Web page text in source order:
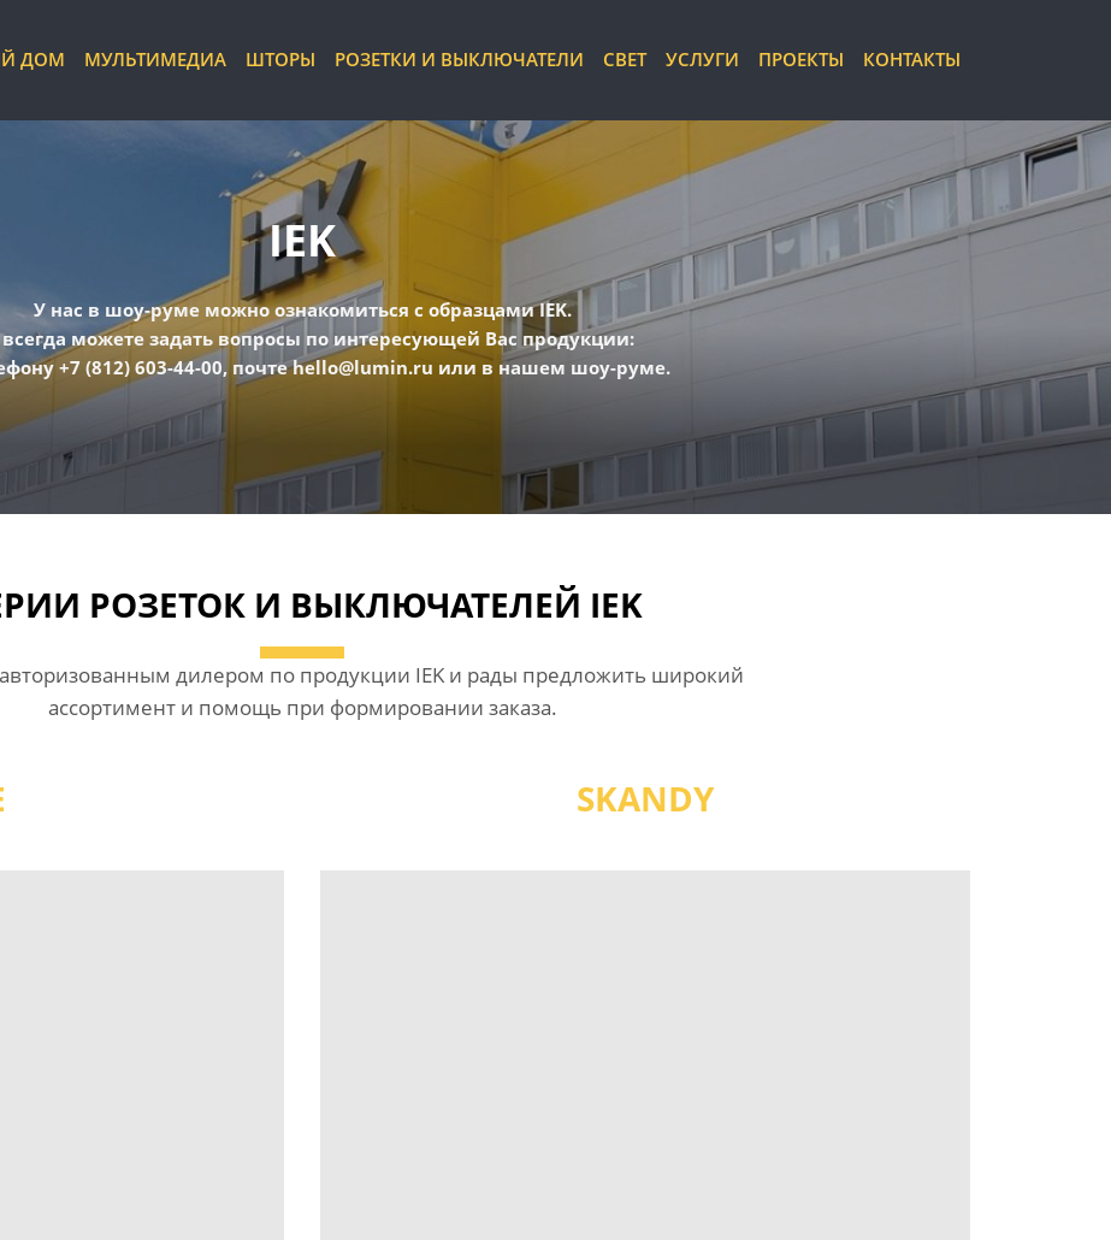
ДОМ МУЛЬТИМЕДИА ШТОРЫ РОЗЕТКИ И ВЫКЛЮЧАТЕЛИ СВЕТ УСЛУГИ ПРОЕКТЫ КОНТАКТЫ
IEK
У нас в шоу-руме можно ознакомиться с образцами IEK.
можете задать вопросы по интересующей Вас продукции:
+7 (812) 603-44-00, почте hello@lumin.ru или в нашем шоу-руме.
РОЗЕТОК И ВЫКЛЮЧАТЕЛЕЙ IEK
дилером по продукции IEK и рады предложить широкий
ассортимент и помощь при формировании заказа.
SKANDY